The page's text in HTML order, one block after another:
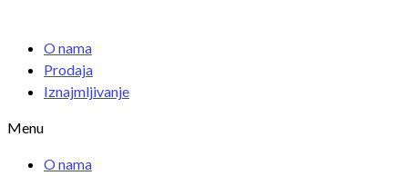
O nama
Prodaja
Iznajmljivanje
Menu
O nama